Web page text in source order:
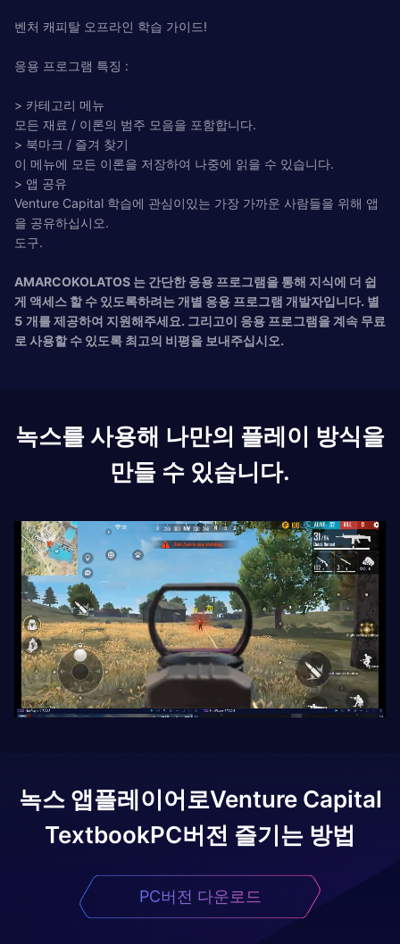
벤처 캐피탈 오프라인 학습 가이드!
응용 프로그램 특징 :
> 카테고리 메뉴
모든 재료 / 이론의 범주 모음을 포함합니다.
> 북마크 / 즐겨 찾기
이 메뉴에 모든 이론을 저장하여 나중에 읽을 수 있습니다.
> 앱 공유
Venture Capital 학습에 관심이있는 가장 가까운 사람들을 위해 앱
을 공유하십시오.
도구.
AMARCOKOLATOS 는 간단한 응용 프로그램을 통해 지식에 더 쉽
게 액세스 할 수 있도록하려는 개별 응용 프로그램 개발자입니다. 별
5 개를 제공하여 지원해주세요. 그리고이 응용 프로그램을 계속 무료
로 사용할 수 있도록 최고의 비평을 보내주십시오.
녹스를 사용해 나만의 플레이 방식을
만들 수 있습니다.
녹스 앱플레이어로Venture Capital
TextbookPC버전 즐기는 방법
PC버전 다운로드